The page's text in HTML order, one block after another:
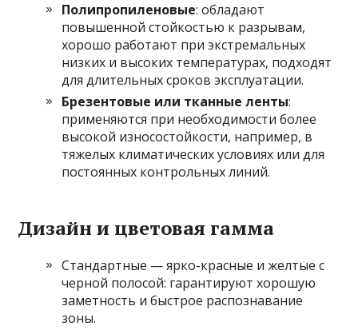
Полипропиленовые: обладают
повышенной стойкостью к разрывам,
хорошо работают при экстремальных
низких и высоких температурах, подходят
для длительных сроков эксплуатации.
Брезентовые или тканные ленты:
применяются при необходимости более
высокой износостойкости, например, в
тяжелых климатических условиях или для
постоянных контрольных линий.
Дизайн и цветовая гамма
Стандартные — ярко-красные и желтые с
черной полосой: гарантируют хорошую
заметность и быстрое распознавание
зоны.